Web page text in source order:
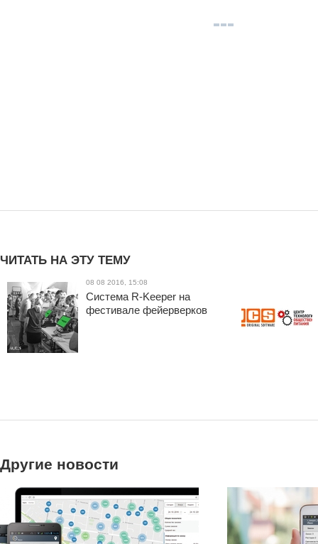
ЧИТАТЬ НА ЭТУ ТЕМУ
08 08 2016, 15:08
Система R-Keeper на
фестивале фейерверков
Другие новости